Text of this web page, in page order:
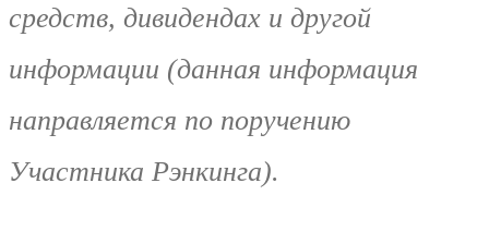
средств, дивидендах и другой
информации (данная информация
направляется по поручению
Участника Рэнкинга).